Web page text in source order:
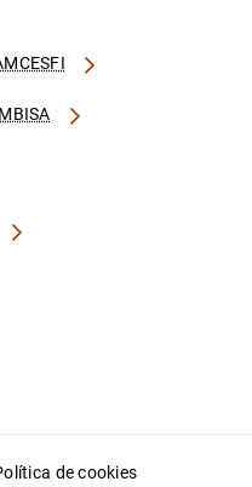
de cookies